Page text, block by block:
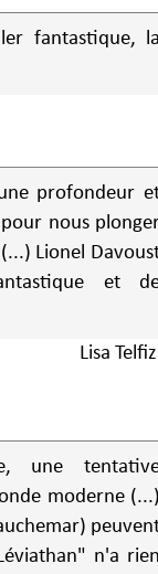
fantastique,
profondeur
nous
Lionel
et
Lisa
une
moderne